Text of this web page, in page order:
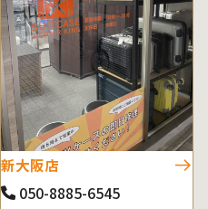
新大阪店
050-8885-6545